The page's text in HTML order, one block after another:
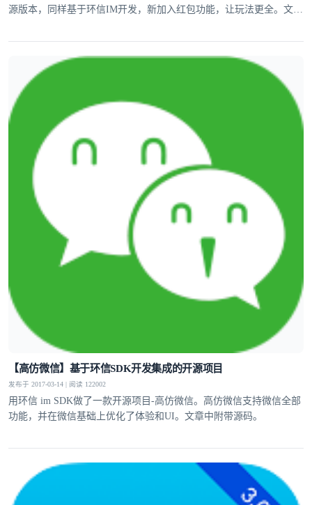
源版本，同样基于环信IM开发，新加入红包功能，让玩法更全。文章
【高仿微信】基于环信SDK开发集成的开源项目
发布于 2017-03-14 | 阅读 122002
用环信 im SDK做了一款开源项目-高仿微信。高仿微信支持微信全部
功能，并在微信基础上优化了体验和UI。文章中附带源码。